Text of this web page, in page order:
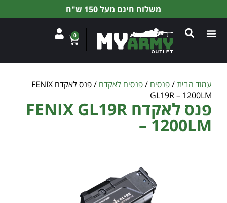
משלוח חינם מעל 150 ש"ח
0
עמוד הבית/פנסים /פנסים לאקדח
/ פנס לאקדח FENIX
GL19R – 1200LM
פנס לאקדח FENIX GL19R
– 1200LM